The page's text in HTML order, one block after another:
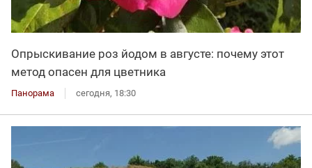
Опрыскивание роз йодом в августе: почему этот
метод опасен для цветника
Панорама сегодня, 18:30